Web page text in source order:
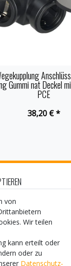
Gummi nat Deckel
PCE
38,20 € *
MIT
von
Wir teilen
kann erteilt oder
oder zu
Daten­schutz­